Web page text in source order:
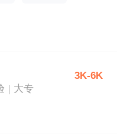
大专
3K-6K